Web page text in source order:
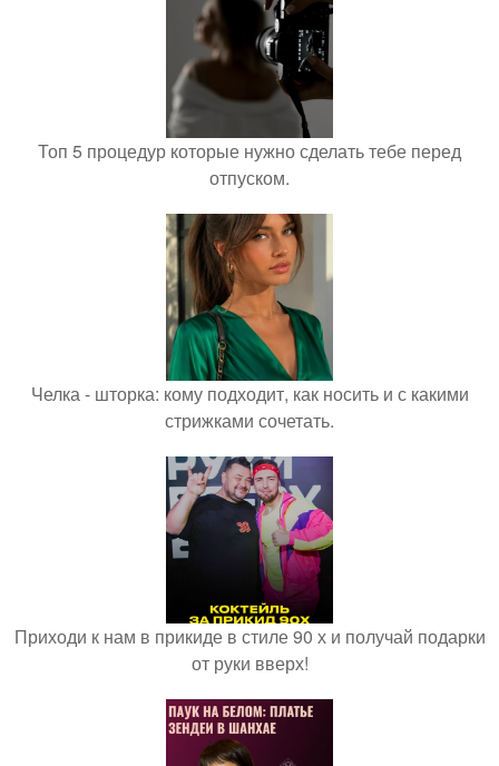
Топ 5 процедур которые нужно сделать тебе перед
отпуском.
Челка - шторка: кому подходит, как носить и с какими
стрижками сочетать.
Приходи к нам в прикиде в стиле 90 х и получай подарки
от руки вверх!